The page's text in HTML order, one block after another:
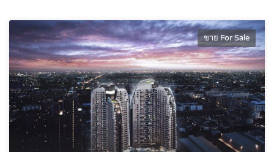
ขาย For Sale